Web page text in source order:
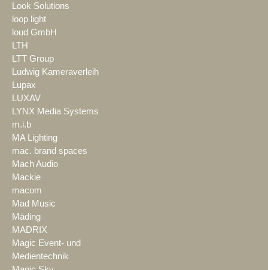
Look Solutions
loop light
loud GmbH
LTH
LTT Group
Ludwig Kameraverleih
Lupax
LUXAV
LYNX Media Systems
m.i.b
MA Lighting
mac. brand spaces
Mach Audio
Mackie
macom
Mad Music
Mäding
MADRIX
Magic Event- und
Medientechnik